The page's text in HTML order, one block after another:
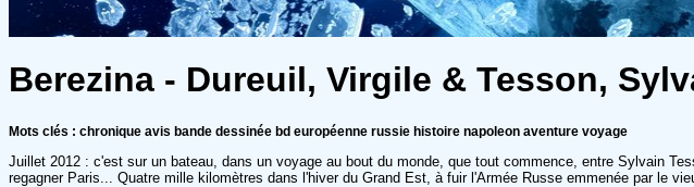
Berezina - Dureuil, Virgile & Tesson,
Mots clés : chronique avis bande dessinée bd européenne russie histoire napoleon aventure voyage
Juillet 2012 : c'est sur un bateau, dans un voyage au bout du monde, que tout commence, entre Sylvain
regagner Paris... Quatre mille kilomètres dans l'hiver du Grand Est, à fuir l'Armée Russe emmenée par le